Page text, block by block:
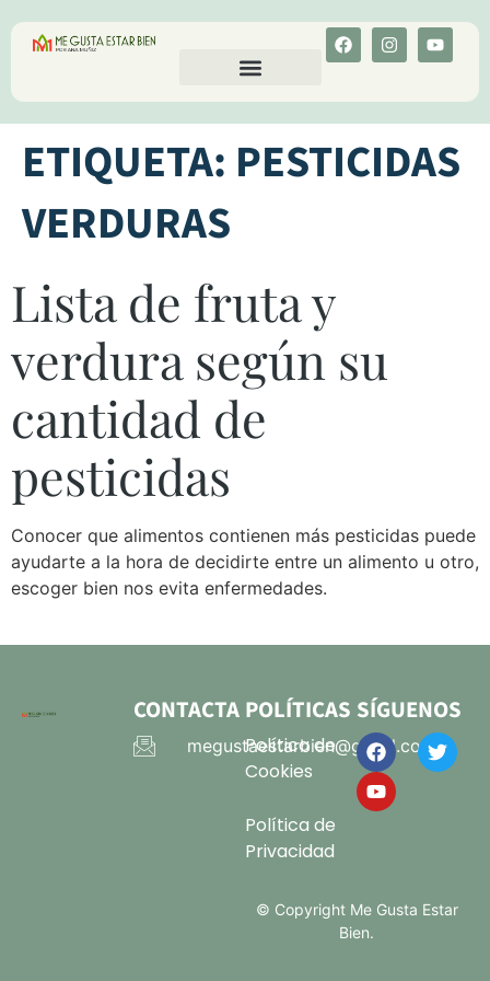
ETIQUETA: PESTICIDAS
VERDURAS
Lista de fruta y
verdura según su
cantidad de
pesticidas
Conocer que alimentos contienen más pesticidas puede
ayudarte a la hora de decidirte entre un alimento u otro,
escoger bien nos evita enfermedades.
CONTACTA
megustaestarbien@gmail.com
POLÍTICAS
Política de
Cookies
Política de
Privacidad
SÍGUENOS
© Copyright Me Gusta Estar
Bien.